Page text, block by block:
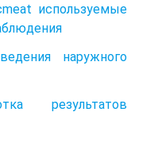
используемые
наружного
результатов